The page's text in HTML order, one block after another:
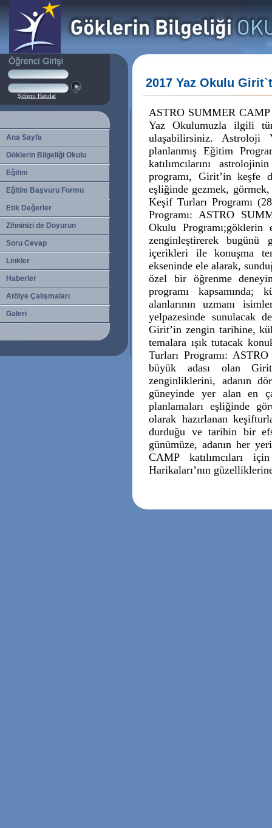
Şifremi Hatırlat
Ana Sayfa
Göklerin Bilgeliği Okulu
Eğitim
Eğitim Başvuru Formu
Etik Değerler
Zihninizi de Doyurun
Soru Cevap
Linkler
Haberler
Atölye Çalışmaları
Galeri
2017 Yaz Okulu
ASTRO SUMMER CAMP
Yaz Okulumuzla ilgili
ulaşabilirsiniz. Astroloji
planlanmış Eğitim
katılımcılarını
programı, Girit’in keşfe
eşliğinde gezmek,
Keşif Turları Programı
Programı: ASTRO
Okulu Programı;göklerin
zenginleştirerek bugünü
içerikleri ile konuşma
ekseninde ele alarak,
özel bir öğrenme
programı kapsamında;
alanlarının uzmanı
yelpazesinde sunulacak
Girit’in zengin tarihine,
temalara ışık tutacak
Turları Programı:
büyük adası olan
zenginliklerini, adanın
güneyinde yer alan en
planlamaları eşliğinde
olarak hazırlanan
durduğu ve tarihin bir
günümüze, adanın her
CAMP katılımcıları
Harikaları’nın